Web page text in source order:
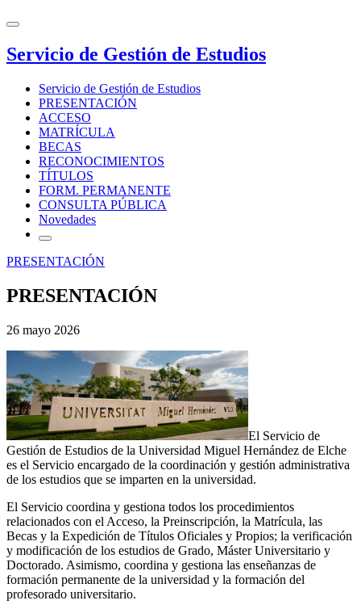
Servicio de Gestión de Estudios
Servicio de Gestión de Estudios
PRESENTACIÓN
ACCESO
MATRÍCULA
BECAS
RECONOCIMIENTOS
TÍTULOS
FORM. PERMANENTE
CONSULTA PÚBLICA
Novedades
PRESENTACIÓN
PRESENTACIÓN
26 mayo 2026
El Servicio de
Gestión de Estudios de la Universidad Miguel Hernández de Elche
es el Servicio encargado de la coordinación y gestión administrativa
de los estudios que se imparten en la universidad.
El Servicio coordina y gestiona todos los procedimientos
relacionados con el Acceso, la Preinscripción, la Matrícula, las
Becas y la Expedición de Títulos Oficiales y Propios; la verificación
y modificación de los estudios de Grado, Máster Universitario y
Doctorado. Asimismo, coordina y gestiona las enseñanzas de
formación permanente de la universidad y la formación del
profesorado universitario.